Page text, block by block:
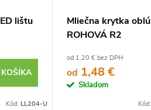
lištu
Kód: LL204-U
Mliečna krytka
ROHOVÁ R2
od 1,20 € bez DPH
od 1,48 €
Skladom
Kód: